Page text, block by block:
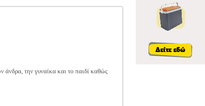
άνδρα, την γυναίκα και το παιδί καθώς